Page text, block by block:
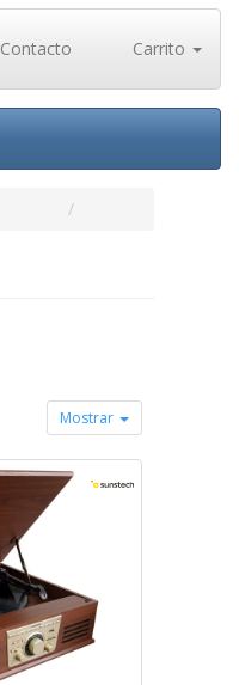
Contacto Carrito
Mostrar